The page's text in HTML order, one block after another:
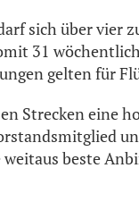
sich über vier
31
gelten für
Strecken eine
beste